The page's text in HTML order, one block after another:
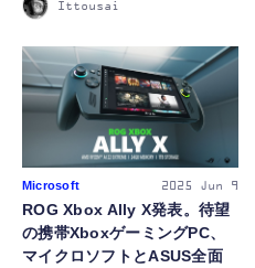
Ittousai
Microsoft 2025 Jun 9
ROG Xbox Ally X発表。待望
の携帯XboxゲーミングPC、
マイクロソフトとASUS全面